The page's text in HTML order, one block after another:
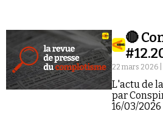
🔴
22 mars 2026 |
L'actu de
par
16/03/